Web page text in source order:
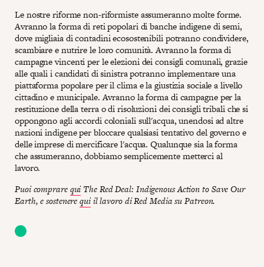
Le nostre riforme non-riformiste assumeranno molte forme.
Avranno la forma di reti popolari di banche indigene di semi,
dove migliaia di contadini ecosostenibili potranno condividere,
scambiare e nutrire le loro comunità. Avranno la forma di
campagne vincenti per le elezioni dei consigli comunali, grazie
alle quali i candidati di sinistra potranno implementare una
piattaforma popolare per il clima e la giustizia sociale a livello
cittadino e municipale. Avranno la forma di campagne per la
restituzione della terra o di risoluzioni dei consigli tribali che si
oppongono agli accordi coloniali sull'acqua, unendosi ad altre
nazioni indigene per bloccare qualsiasi tentativo del governo e
delle imprese di mercificare l'acqua. Qualunque sia la forma
che assumeranno, dobbiamo semplicemente metterci al
lavoro.
Puoi comprarequiThe Red Deal: Indigenous Action to Save Our
Earth, e sostenerequiil lavoro di Red Media su Patreon.